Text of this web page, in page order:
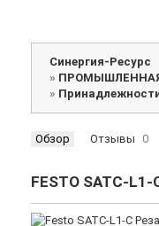
Синергия-Ресурс
»
»
Обзор Отзывы 0
FESTO SATC-